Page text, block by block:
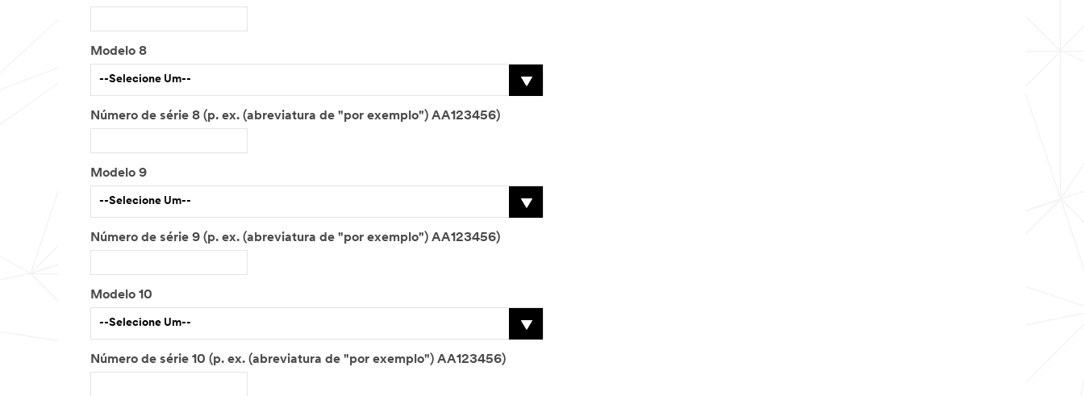
Modelo 8
--Selecione Um--
Número de série 8 (p. ex. (abreviatura de "por exemplo") AA123456)
Modelo 9
--Selecione Um--
Número de série 9 (p. ex. (abreviatura de "por exemplo") AA123456)
Modelo 10
--Selecione Um--
Número de série 10 (p. ex. (abreviatura de "por exemplo") AA123456)